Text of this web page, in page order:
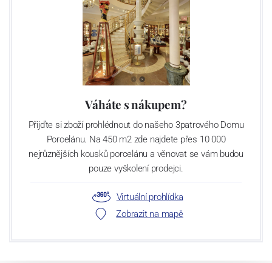
Váháte s nákupem?
Přijďte si zboží prohlédnout do našeho 3patrového Domu
Porcelánu. Na 450 m2 zde najdete přes 10 000
nejrůznějších kousků porcelánu a věnovat se vám budou
pouze vyškolení prodejci.
Virtuální prohlídka
Zobrazit na mapě